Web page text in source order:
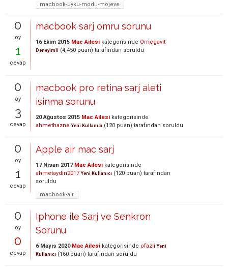
macbook-uyku-modu-mojeve
0
oy
1
cevap
macbook sarj omru sorunu
16 Ekim 2015 Mac Ailesi kategorisinde Omegavit
Deneyimli (4,450 puan) tarafından soruldu
0
oy
3
cevap
macbook pro retina sarj aleti
isinma sorunu
20 Ağustos 2015 Mac Ailesi kategorisinde
ahmethazne Yeni Kullanıcı (120 puan) tarafından soruldu
0
oy
1
cevap
Apple air mac sarj
17 Nisan 2017 Mac Ailesi kategorisinde
ahmetaydin2017 Yeni Kullanıcı (120 puan) tarafından
soruldu
macbook-air
0
oy
0
cevap
Iphone ile Sarj ve Senkron
Sorunu
6 Mayıs 2020 Mac Ailesi kategorisinde ofazli Yeni
Kullanıcı (160 puan) tarafından soruldu